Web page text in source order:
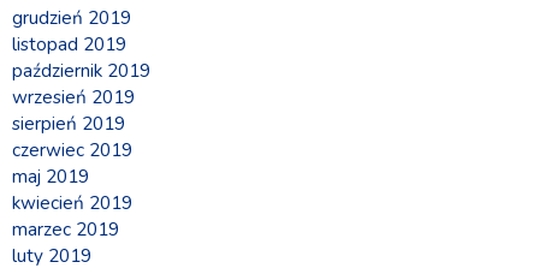
grudzień 2019
listopad 2019
październik 2019
wrzesień 2019
sierpień 2019
czerwiec 2019
maj 2019
kwiecień 2019
marzec 2019
luty 2019